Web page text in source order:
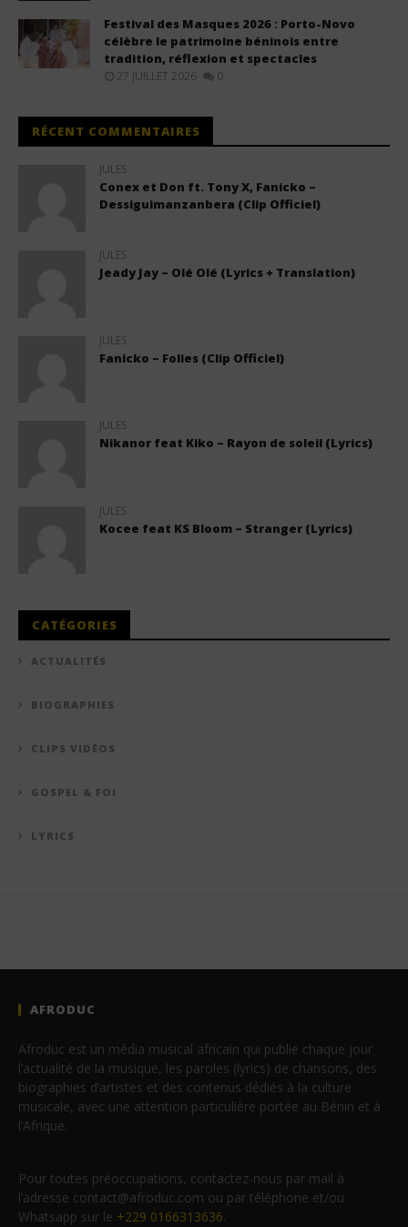
Festival des Masques 2026 : Porto-Novo
célèbre le patrimoine béninois entre
tradition, réflexion et spectacles
27 JUILLET 2026 0
RÉCENT COMMENTAIRES
JULES
Conex et Don ft. Tony X, Fanicko –
Dessiguimanzanbera (Clip Officiel)
JULES
Jeady Jay – Olé Olé (Lyrics + Translation)
JULES
Fanicko – Folies (Clip Officiel)
JULES
Nikanor feat Kiko – Rayon de soleil (Lyrics)
JULES
Kocee feat KS Bloom – Stranger (Lyrics)
CATÉGORIES
ACTUALITÉS
BIOGRAPHIES
CLIPS VIDÉOS
GOSPEL & FOI
LYRICS
AFRODUC
Afroduc est un média musical africain qui publie chaque jour
l’actualité de la musique, les paroles (lyrics) de chansons, des
biographies d’artistes et des contenus dédiés à la culture
musicale, avec une attention particulière portée au Bénin et à
l’Afrique.
Pour toutes préoccupations, contactez-nous par mail à
l’adresse contact@afroduc.com ou par téléphone et/ou
Whatsapp sur le +229 0166313636.